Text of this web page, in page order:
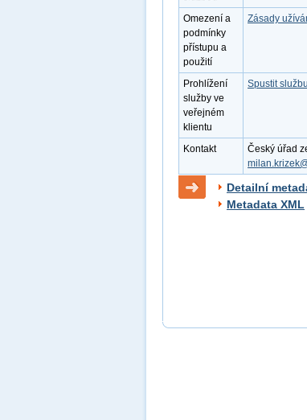
Omezení a
podmínky
přístupu a
použití
Zásady
Prohlížení
služby ve
veřejném
klientu
Spustit službu
Kontakt
Český úřad
Detailní
Metadata XML